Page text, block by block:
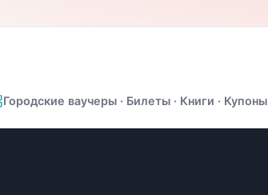
Городские ваучеры · Билеты · Книги · Купоны